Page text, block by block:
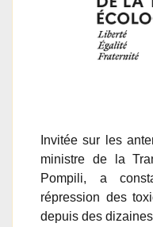
Invitée sur les
ministre de la
Pompili, a
répression des
depuis des